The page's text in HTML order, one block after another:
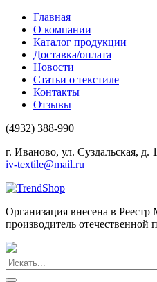
Главная
О компании
Каталог продукции
Доставка/оплата
Новости
Статьи о текстиле
Контакты
Отзывы
(4932) 388-990
г. Иваново, ул. Суздальская, д.
iv-textile@mail.ru
Организация внесена в
производитель отечественной